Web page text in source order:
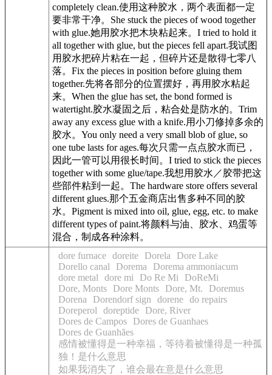
completely clean.使用这种胶水 ，两个表面都一定
要非常干净。 She stuck the pieces of wood together
with glue.她用 胶水把木块粘起来。 I tried to hold it
all together with glue, but the pieces fell apart.我试图
用 胶水把碎片粘在一起，但碎片还是散得七零八
落。 Fix the pieces in position before gluing them
together.先将各部分的位置摆好，再用 胶水粘起
来。 When the glue has set, the bond formed is
watertight.胶水凝固之后，粘合处是防水的。 Trim
away any excess glue with a knife.用小刀修掉多余的
胶水。 You only need a very small blob of glue, so
one tube lasts for ages.每次只需一点点胶水而已，
因此一管可以用很长时间。 I tried to stick the pieces
together with some glue/tape.我想用 胶水 ／胶带把这
些部件粘到一起。 The hardware store offers several
different glues.那个五金商店出售多种不同的胶
水。 Pigment is mixed into oil, glue, egg, etc. to make
different types of paint.将颜料与油、 胶水 、鸡蛋等
混合，制成各种涂料。
dore furnace doreite Dorela
Dore Lake
Dorello canal
Dorema
Dorema ammoniacum
dore metal
dore mi Do Re Mi
DoReMi
Dore, Monts
Dore Monts Dore, Mt.
Doremus
Dorena
Dorendorf sign dorene do repairs
Doreperol
doreptide
Dore, River
Dores de Campos
Dores de Guanhaes
Dores de Guanhães
感情被懂得是一种幸福，等待着被懂得是一种孤
独！是什么意思
如果我消失了，谁会最在意是什么意思